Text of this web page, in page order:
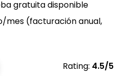
gratuita disponible
mes (facturación anual,
Rating: 4.5/5